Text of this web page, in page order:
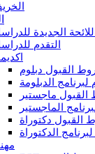
اللائحة الجديدة
التقدم
القبول دبلوم
لبرنامج الدبلومة
ماجستير
الماجستير
دكتوراة
لبرنامج الدكتوراة